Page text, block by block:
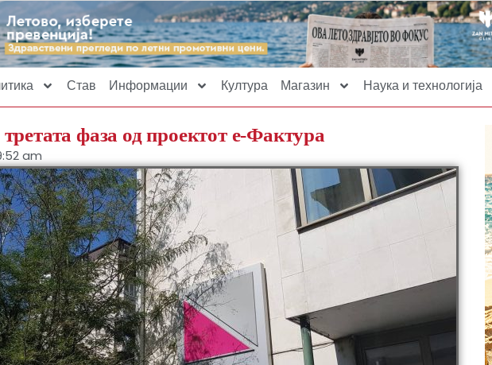
Став Информации Култура Магазин Наука и технологија
фаза од проектот е-Фактура
am